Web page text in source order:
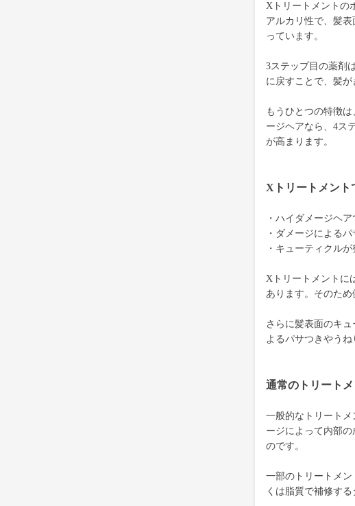
Xトリートメントの
アルカリ性で、髪
っています。
3ステップ目の薬剤
に戻すことで、髪が
もうひとつの特徴
ージヘアなら、4ス
が高まります。
Xトリートメント
・ハイダメージヘ
・ダメージによる
・キューティクル
Xトリートメントに
あります。そのため
さらに髪表面のキ
よるパサつきやうね
通常のトリート
一般的なトリート
ージによって内部
のです。
一部のトリートメ
くは脂質で補修す